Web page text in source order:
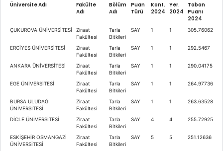
Üniversite Adı
Fakülte
Adı
Bölüm
Adı
Puan
Türü
Kont.
2024
Yer.
2024
Taban
Puanı
2024
ÇUKUROVA ÜNİVERSİTESİ
Ziraat
Fakültesi
Tarla
Bitkileri
SAY 1 1 305.76062
ERCİYES ÜNİVERSİTESİ
Ziraat
Fakültesi
Tarla
Bitkileri
SAY 1 1 292.5467
ANKARA ÜNİVERSİTESİ
Ziraat
Fakültesi
Tarla
Bitkileri
SAY 1 1 290.04175
EGE ÜNİVERSİTESİ
Ziraat
Fakültesi
Tarla
Bitkileri
SAY 1 1 264.97736
BURSA ULUDAĞ
ÜNİVERSİTESİ
Ziraat
Fakültesi
Tarla
Bitkileri
SAY 1 1 263.63528
DİCLE ÜNİVERSİTESİ
Ziraat
Fakültesi
Tarla
Bitkileri
SAY 4 4 255.72925
ESKİŞEHİR OSMANGAZİ
ÜNİVERSİTESİ
Ziraat
Fakültesi
Tarla
Bitkileri
SAY 5 5 251.12636